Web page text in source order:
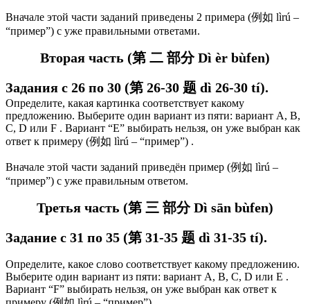
Вначале этой части заданий приведены 2 примера (例如 lìrú –
“пример”) с уже правильными ответами.
Вторая часть (第 二 部分 Dì èr bùfen)
Задания с 26 по 30 (第 26-30 题 dì 26-30 tí).
Определите, какая картинка соответствует какому
предложению. Выберите один вариант из пяти: вариант А, В,
С, D или F . Вариант “Е” выбирать нельзя, он уже выбран как
ответ к примеру (例如 lìrú – “пример”) .
Вначале этой части заданий приведён пример (例如 lìrú –
“пример”) с уже правильным ответом.
Третья часть (第 三 部分 Dì sān bùfen)
Задание с 31 по 35 (第 31-35 题 dì 31-35 tí).
Определите, какое слово соответствует какому предложению.
Выберите один вариант из пяти: вариант А, В, С, D или Е .
Вариант “F” выбирать нельзя, он уже выбран как ответ к